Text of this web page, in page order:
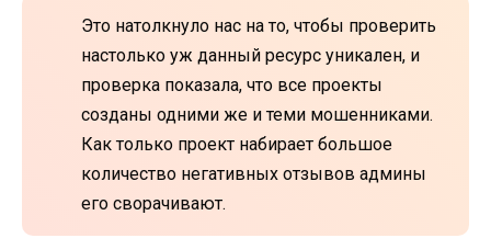
Это натолкнуло нас на то, чтобы проверить
настолько уж данный ресурс уникален, и
проверка показала, что все проекты
созданы одними же и теми мошенниками.
Как только проект набирает большое
количество негативных отзывов админы
его сворачивают.